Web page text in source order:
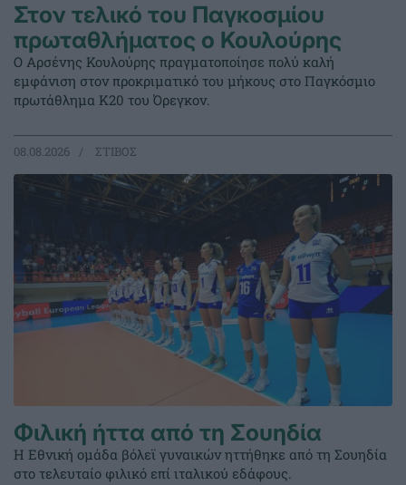
Στον τελικό του Παγκοσμίου
πρωταθλήματος ο Κουλούρης
Ο Αρσένης Κουλούρης πραγματοποίησε πολύ καλή
εμφάνιση στον προκριματικό του μήκους στο Παγκόσμιο
πρωτάθλημα Κ20 του Όρεγκον.
08.08.2026 ΣΤΙΒΟΣ
Φιλική ήττα από τη Σουηδία
Η Εθνική ομάδα βόλεϊ γυναικών ηττήθηκε από τη Σουηδία
στο τελευταίο φιλικό επί ιταλικού εδάφους.